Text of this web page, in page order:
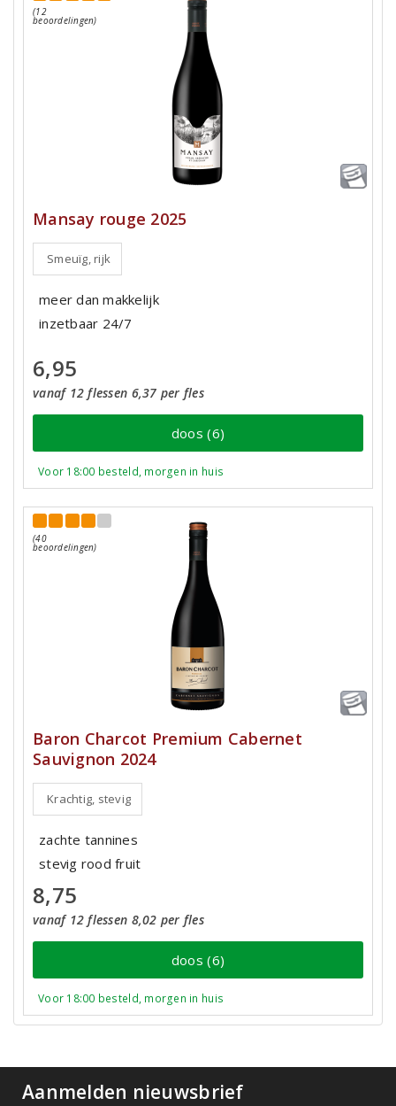
(12
beoordelingen)
Mansay rouge 2025
Smeuïg, rijk
meer dan makkelijk
inzetbaar 24/7
6,95
vanaf 12 flessen 6,37 per fles
doos (6)
Voor 18:00 besteld, morgen in huis
(40
beoordelingen)
Baron Charcot Premium Cabernet
Sauvignon 2024
Krachtig, stevig
zachte tannines
stevig rood fruit
8,75
vanaf 12 flessen 8,02 per fles
doos (6)
Voor 18:00 besteld, morgen in huis
Aanmelden nieuwsbrief